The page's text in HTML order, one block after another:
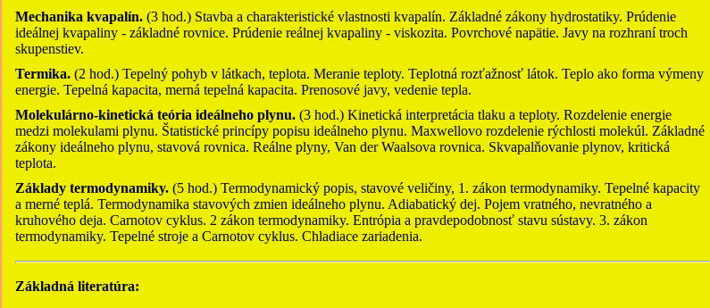
Mechanika kvapalín. (3 hod.) Stavba a charakteristické vlastnosti kvapalín. Základné zákony hydrostatiky. Prúdenie
ideálnej kvapaliny - základné rovnice. Prúdenie reálnej kvapaliny - viskozita. Povrchové napätie. Javy na rozhraní troch
skupenstiev.
Termika. (2 hod.) Tepelný pohyb v látkach, teplota. Meranie teploty. Teplotná rozťažnosť látok. Teplo ako forma výmeny
energie. Tepelná kapacita, merná tepelná kapacita. Prenosové javy, vedenie tepla.
Molekulárno-kinetická teória ideálneho plynu. (3 hod.) Kinetická interpretácia tlaku a teploty. Rozdelenie energie
medzi molekulami plynu. Štatistické princípy popisu ideálneho plynu. Maxwellovo rozdelenie rýchlosti molekúl. Základné
zákony ideálneho plynu, stavová rovnica. Reálne plyny, Van der Waalsova rovnica. Skvapalňovanie plynov, kritická
teplota.
Základy termodynamiky. (5 hod.) Termodynamický popis, stavové veličiny, 1. zákon termodynamiky. Tepelné kapacity
a merné teplá. Termodynamika stavových zmien ideálneho plynu. Adiabatický dej. Pojem vratného, nevratného a
kruhového deja. Carnotov cyklus. 2 zákon termodynamiky. Entrópia a pravdepodobnosť stavu sústavy. 3. zákon
termodynamiky. Tepelné stroje a Carnotov cyklus. Chladiace zariadenia.
Základná literatúra: